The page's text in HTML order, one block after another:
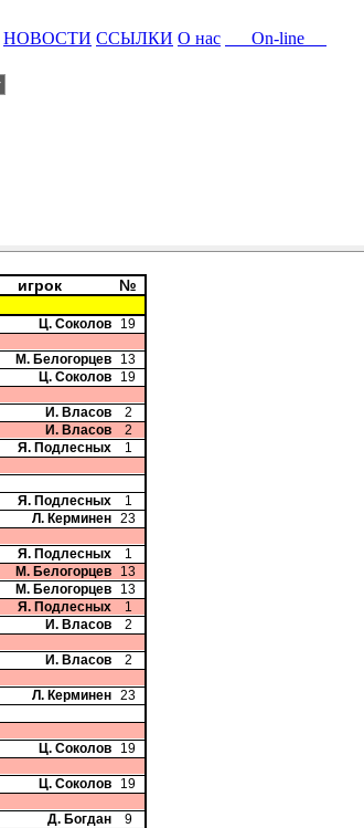
НОВОСТИ ССЫЛКИ О нас
On-line
игрок
№
Ц. Соколов
19
М. Белогорцев
13
Ц. Соколов
19
И. Власов
2
И. Власов
2
Я. Подлесных
1
Я. Подлесных
1
Л. Керминен 23
Я. Подлесных
1
М. Белогорцев
13
М. Белогорцев
13
Я. Подлесных
1
И. Власов
2
И. Власов
2
Л. Керминен 23
Ц. Соколов
19
Ц. Соколов
19
Д. Богдан
9